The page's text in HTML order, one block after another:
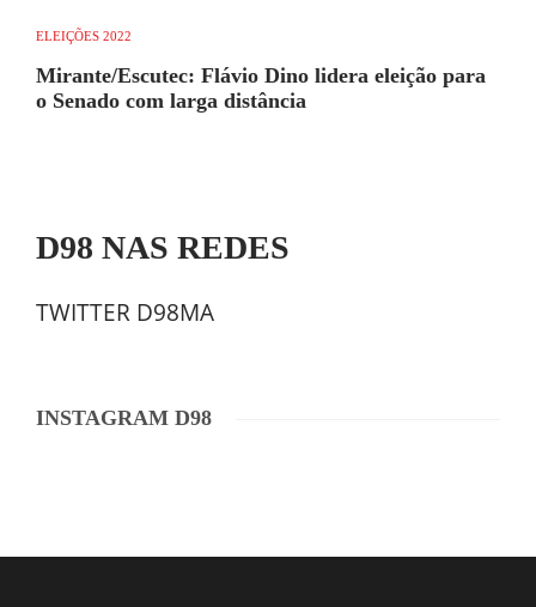
ELEIÇÕES 2022
Mirante/Escutec: Flávio Dino lidera eleição para
o Senado com larga distância
D98 NAS REDES
TWITTER D98MA
INSTAGRAM D98